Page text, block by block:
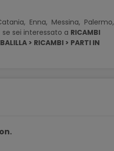
Enna, Messina, Palermo,
se sei interessato a RICAMBI
> RICAMBI > PARTI IN